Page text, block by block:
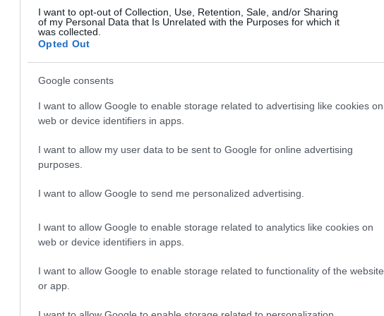
I want to opt-out of Collection, Use, Retention, Sale, and/or Sharing
of my Personal Data that Is Unrelated with the Purposes for which it
was collected.
Opted Out
Google consents
I want to allow Google to enable storage related to advertising like cookies on
web or device identifiers in apps.
I want to allow my user data to be sent to Google for online advertising
purposes.
I want to allow Google to send me personalized advertising.
I want to allow Google to enable storage related to analytics like cookies on
web or device identifiers in apps.
I want to allow Google to enable storage related to functionality of the website
or app.
Amire többmillióan vártunk:
csökken a riasztás
A hőségben is védik a